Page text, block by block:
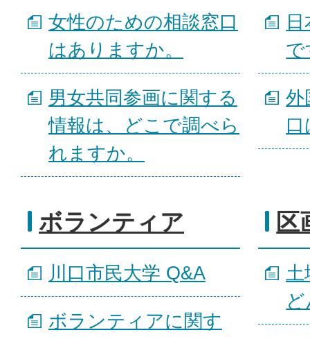
女性のための相談窓口
はありますか。
男女共同参画に関する
情報は、どこで調べら
れますか。
で
外
ボランティア
川口市民大学 Q&A
ボランティアに関す
区
土